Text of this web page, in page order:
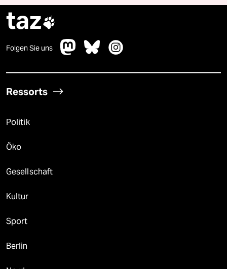
taz
Folgen Sie uns
Ressorts
Politik
Öko
Gesellschaft
Kultur
Sport
Berlin